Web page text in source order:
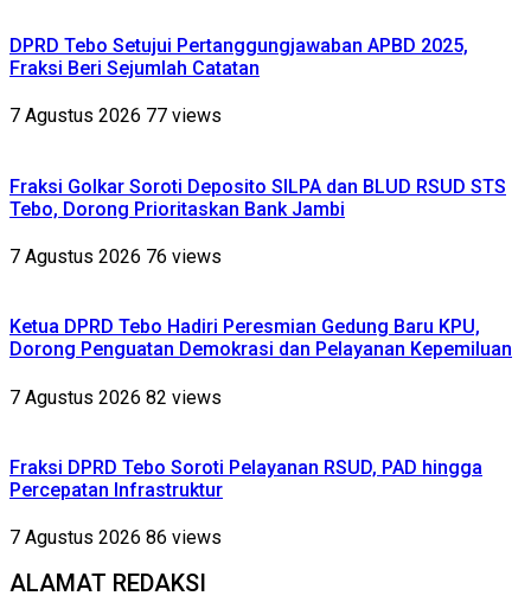
DPRD Tebo Setujui Pertanggungjawaban APBD 2025,
Fraksi Beri Sejumlah Catatan
7 Agustus 2026 77 views
Fraksi Golkar Soroti Deposito SILPA dan BLUD RSUD STS
Tebo, Dorong Prioritaskan Bank Jambi
7 Agustus 2026 76 views
Ketua DPRD Tebo Hadiri Peresmian Gedung Baru KPU,
Dorong Penguatan Demokrasi dan Pelayanan Kepemiluan
7 Agustus 2026 82 views
Fraksi DPRD Tebo Soroti Pelayanan RSUD, PAD hingga
Percepatan Infrastruktur
7 Agustus 2026 86 views
ALAMAT REDAKSI